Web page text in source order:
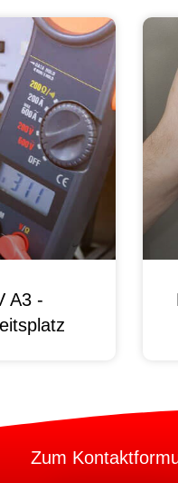
A3 -
Zum